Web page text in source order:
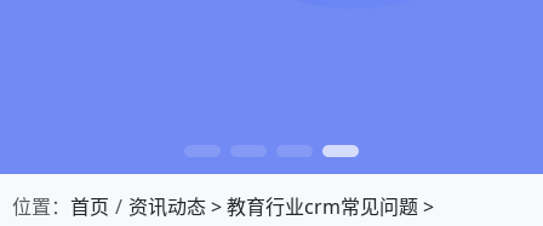
位置： 首页 资讯动态>教育行业crm常见问题>